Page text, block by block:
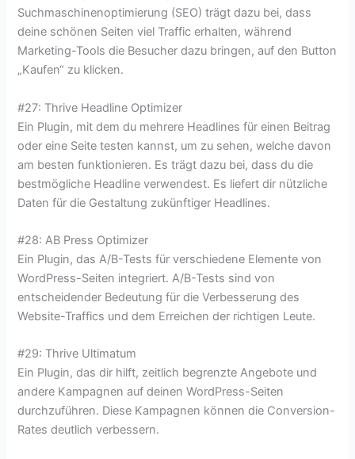
Suchmaschinenoptimierung (SEO) trägt dazu bei, dass
deine schönen Seiten viel Traffic erhalten, während
Marketing-Tools die Besucher dazu bringen, auf den Button
„Kaufen“ zu klicken.
#27: Thrive Headline Optimizer
Ein Plugin, mit dem du mehrere Headlines für einen Beitrag
oder eine Seite testen kannst, um zu sehen, welche davon
am besten funktionieren. Es trägt dazu bei, dass du die
bestmögliche Headline verwendest. Es liefert dir nützliche
Daten für die Gestaltung zukünftiger Headlines.
#28: AB Press Optimizer
Ein Plugin, das A/B-Tests für verschiedene Elemente von
WordPress-Seiten integriert. A/B-Tests sind von
entscheidender Bedeutung für die Verbesserung des
Website-Traffics und dem Erreichen der richtigen Leute.
#29: Thrive Ultimatum
Ein Plugin, das dir hilft, zeitlich begrenzte Angebote und
andere Kampagnen auf deinen WordPress-Seiten
durchzuführen. Diese Kampagnen können die Conversion-
Rates deutlich verbessern.